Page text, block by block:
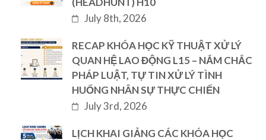
July 8th, 2026
RECAP KHÓA HỌC KỸ THUẬT XỬ LÝ
QUAN HỆ LAO ĐỘNG L15 – NẮM CHẮC
PHÁP LUẬT, TỰ TIN XỬ LÝ TÌNH
HUỐNG NHÂN SỰ THỰC CHIẾN
July 3rd, 2026
LỊCH KHAI GIẢNG CÁC KHÓA HỌC